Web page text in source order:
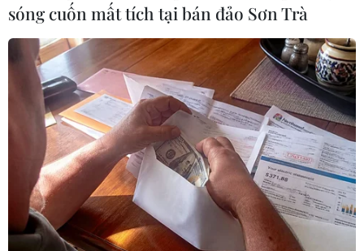
thực hiện các ca phẫu thuật tái tạo miễn phí tại
các nước đang phát triển và xây dựng năng lực
phẫu thuật ở những khu vực không được tiếp
cận trên toàn thế giới./.
(TTXVN/Vietnam+)
sóng cuốn mất tích tại bán đảo Sơn Trà